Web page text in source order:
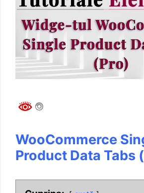
WooCommerce
Product Data Tabs